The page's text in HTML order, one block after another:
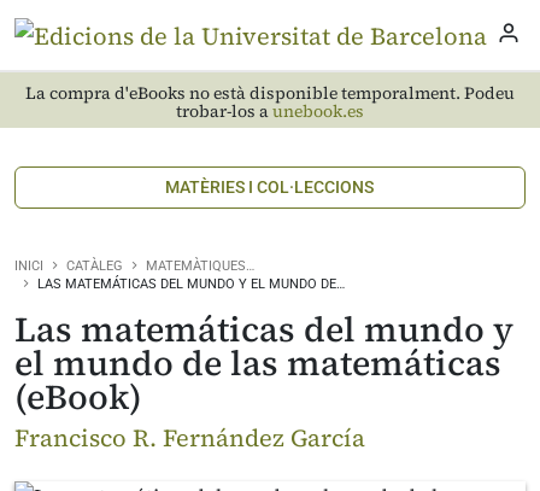
La compra d'eBooks no està disponible temporalment. Podeu
trobar-los aunebook.es
MATÈRIES I COL·LECCIONS
INICI CATÀLEG
MATEMÀTIQUES…
LAS MATEMÁTICAS DEL MUNDO Y EL MUNDO DE…
Las matemáticas del mundo y
el mundo de las matemáticas
(eBook)
Francisco R. Fernández García